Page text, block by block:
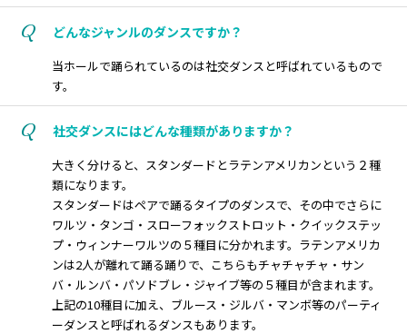
Q どんなジャンルのダンスですか？
当ホールで踊られているのは社交ダンスと呼ばれているもので
す。
Q 社交ダンスにはどんな種類がありますか？
大きく分けると、スタンダードとラテンアメリカンという２種
類になります。
スタンダードはペアで踊るタイプのダンスで、その中でさらに
ワルツ・タンゴ・スローフォックストロット・クイックステッ
プ・ウィンナーワルツの５種目に分かれます。ラテンアメリカ
ンは2人が離れて踊る踊りで、こちらもチャチャチャ・サン
バ・ルンバ・パソドブレ・ジャイブ等の５種目が含まれます。
上記の10種目に加え、ブルース・ジルバ・マンボ等のパーティ
ーダンスと呼ばれるダンスもあります。